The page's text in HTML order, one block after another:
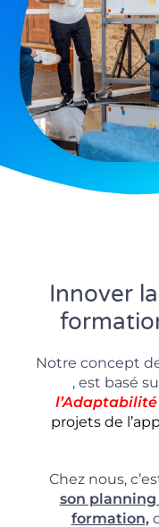
Innover
Notre concept
, est basé
l’Adaptabilité
projets de
Chez nous,
son
formation,